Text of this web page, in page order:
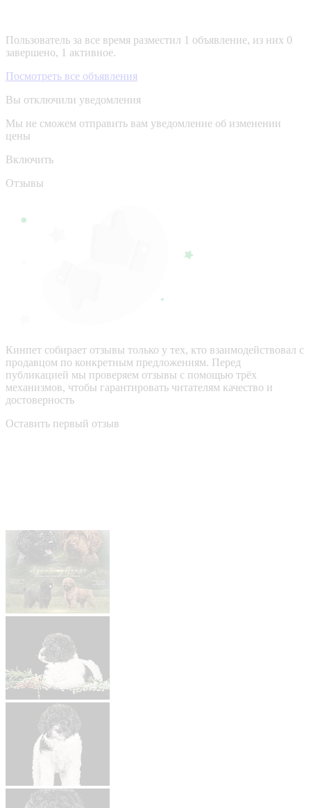
Пользователь за все время разместил 1 объявление, из них 0
завершено, 1 активное.
Посмотреть все объявления
Вы отключили уведомления
Мы не сможем отправить вам уведомление об изменении
цены
Включить
Отзывы
Кинпет собирает отзывы только у тех, кто взаимодействовал с
продавцом по конкретным предложениям. Перед
публикацией мы проверяем отзывы с помощью трёх
механизмов, чтобы гарантировать читателям качество и
достоверность
Оставить первый отзыв